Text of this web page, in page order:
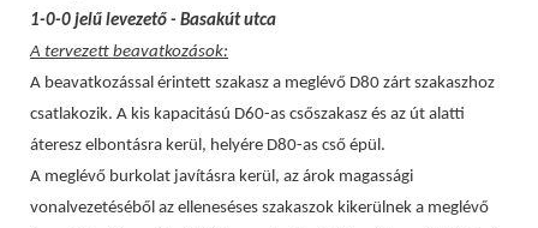
1-0-0 jelű levezető - Basakút utca
A tervezett beavatkozások:
A beavatkozással érintett szakasz a meglévő D80 zárt szakaszhoz
csatlakozik. A kis kapacitású D60-as csőszakasz és az út alatti
áteresz elbontásra kerül, helyére D80-as cső épül.
A meglévő burkolat javításra kerül, az árok magassági
vonalvezetéséből az elleneséses szakaszok kikerülnek a meglévő